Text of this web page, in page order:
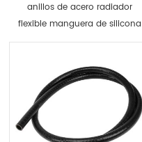
anillos de acero radiador
flexible manguera de silicona
amortiguador